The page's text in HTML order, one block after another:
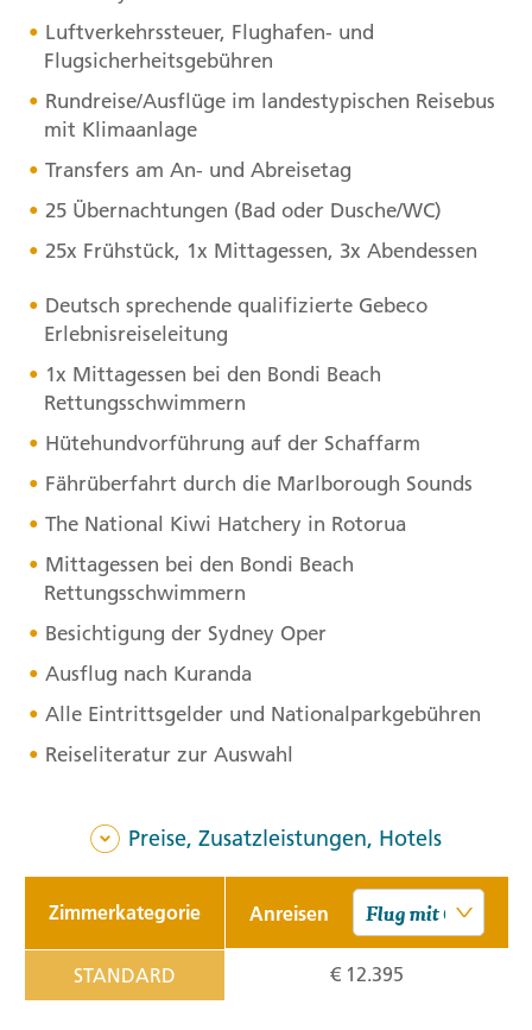
Luftverkehrssteuer, Flughafen- und
Flugsicherheitsgebühren
Rundreise/Ausflüge im landestypischen Reisebus
mit Klimaanlage
Transfers am An- und Abreisetag
25 Übernachtungen (Bad oder Dusche/WC)
25x Frühstück, 1x Mittagessen, 3x Abendessen
Deutsch sprechende qualifizierte Gebeco
Erlebnisreiseleitung
1x Mittagessen bei den Bondi Beach
Rettungsschwimmern
Hütehundvorführung auf der Schaffarm
Fährüberfahrt durch die Marlborough Sounds
The National Kiwi Hatchery in Rotorua
Mittagessen bei den Bondi Beach
Rettungsschwimmern
Besichtigung der Sydney Oper
Ausflug nach Kuranda
Alle Eintrittsgelder und Nationalparkgebühren
Reiseliteratur zur Auswahl
Preise, Zusatzleistungen, Hotels
Zimmerkategorie Anreisen
STANDARD € 12.395